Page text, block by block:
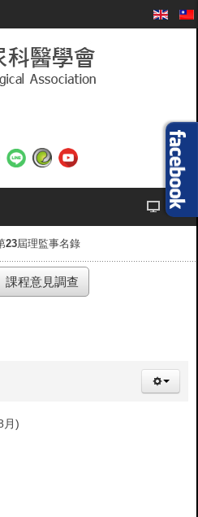
23屆理監事名錄
課程意見調查
月)